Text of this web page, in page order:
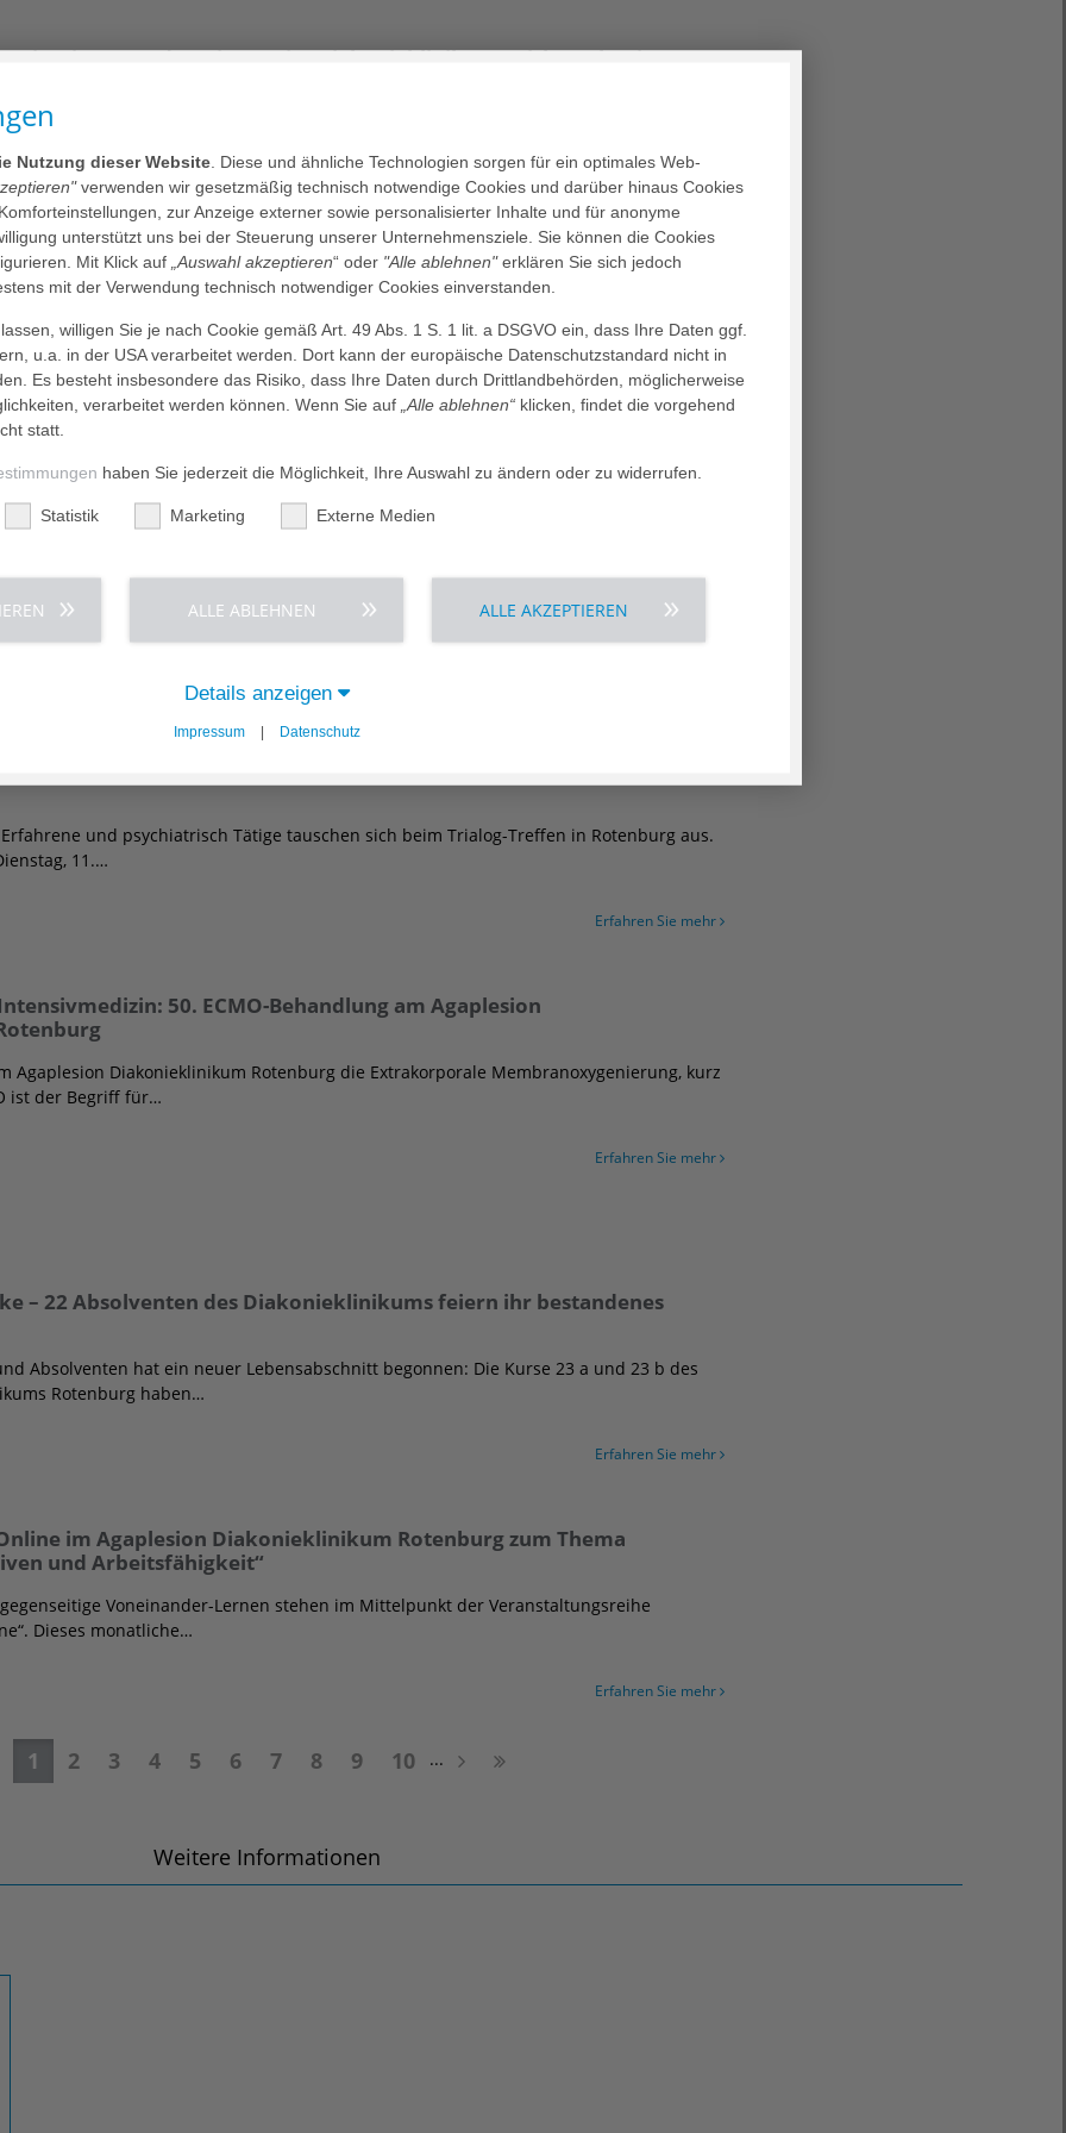
und -patienten im Diakonieklinikum: Wirkmechanismen
für Krebspatientinnen und -patienten lädt das Agaplesion Diakonieklinikum Rotenburg
Erfahren Sie mehr
im Agaplesion Diakonieklinikum Rotenburg zum Thema „Krise als
Voneinander-Lernen stehen im Mittelpunkt der Veranstaltungsreihe
Dieses monatliche…
Online im Diakonieklinikum – Austausch für Betroffene und
Seminar Online schaffen das Agaplesion Diakonieklinikum Rotenburg und das Bündnis
Raum,…
und psychiatrisch Tätige tauschen sich beim Trialog-Treffen in Rotenburg aus.
11.…
Erfahren Sie mehr
50. ECMO-Behandlung am Agaplesion
Agaplesion Diakonieklinikum Rotenburg die Extrakorporale Membranoxygenierung, kurz
ist der Begriff für…
Erfahren Sie mehr
– 22 Absolventen des Diakonieklinikums feiern ihr bestandenes
Absolventen hat ein neuer Lebensabschnitt begonnen: Die Kurse 23 a und 23 b des
Rotenburg haben…
Erfahren Sie mehr
im Agaplesion Diakonieklinikum Rotenburg zum Thema
und Arbeitsfähigkeit“
Voneinander-Lernen stehen im Mittelpunkt der Veranstaltungsreihe
Dieses monatliche…
Erfahren Sie mehr
1 2 3 4 5 6 7 8 9 10 ...
Weitere Informationen
Nutzung dieser Website . Diese und ähnliche Technologien sorgen für ein optimales Web-
verwenden wir gesetzmäßig technisch notwendige Cookies und darüber hinaus Cookies
zur Anzeige externer sowie personalisierter Inhalte und für anonyme
unterstützt uns bei der Steuerung unserer Unternehmensziele. Sie können die Cookies
Mit Klick auf „Auswahl akzeptieren“ oder "Alle ablehnen"erklären Sie sich jedoch
mit der Verwendung technisch notwendiger Cookies einverstanden.
willigen Sie je nach Cookie gemäß Art. 49 Abs. 1 S. 1 lit. a DSGVO ein, dass Ihre Daten ggf.
u.a. in der USA verarbeitet werden. Dort kann der europäische Datenschutzstandard nicht in
Es besteht insbesondere das Risiko, dass Ihre Daten durch Drittlandbehörden, möglicherweise
verarbeitet werden können. Wenn Sie auf „Alle ablehnen“ klicken, findet die vorgehend
statt.
haben Sie jederzeit die Möglichkeit, Ihre Auswahl zu ändern oder zu widerrufen.
Statistik Marketing Externe Medien
ALLE ABLEHNEN ALLE AKZEPTIEREN
Details anzeigen
Impressum | Datenschutz